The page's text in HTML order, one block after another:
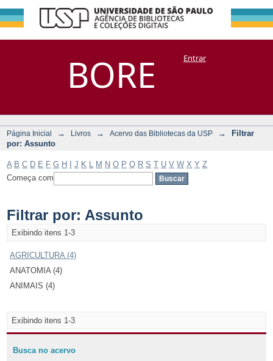
BORE
Filtrar por:
Assunto
DSpace/Manakin + CoriscoEntrar
Página Inicial → Livros → Acervo das Bibliotecas da USP →
Filtrar
por: Assunto
A B C D E F G H J K M N O P Q R S T U V W X Y Z
Começa com
Filtrar por: Assunto
Exibindo itens 1-3
AGRICULTURA (4)
ANATOMIA (4)
ANIMAIS (4)
Exibindo itens 1-3
Busca no acervo